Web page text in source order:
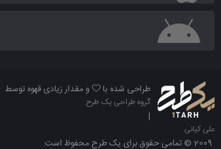
طراحی شده با و مقدار زیادی قهوه توسط
گروه طراحی یک طرح
|
علی کیانی